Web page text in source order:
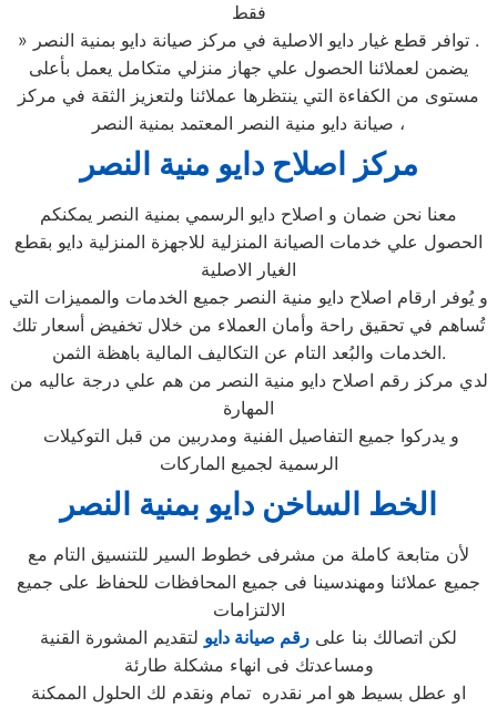
فقط
» توافر قطع غيار دايو الاصلية في مركز صيانة دايو بمنية النصر .
يضمن لعملائنا الحصول علي جهاز منزلي متكامل يعمل بأعلى
مستوى من الكفاءة التي ينتظرها عملائنا ولتعزيز الثقة في مركز
صيانة دايو منية النصر المعتمد بمنية النصر ،
مركز اصلاح دايو منية النصر
معنا نحن ضمان و اصلاح دايو الرسمي بمنية النصر يمكنكم
الحصول علي خدمات الصيانة المنزلية للاجهزة المنزلية دايو بقطع
الغيار الاصلية
و يُوفر ارقام اصلاح دايو منية النصر جميع الخدمات والمميزات التي
تُساهم في تحقيق راحة وأمان العملاء من خلال تخفيض أسعار تلك
الخدمات والبُعد التام عن التكاليف المالية باهظة الثمن.
لدي مركز رقم اصلاح دايو منية النصر من هم علي درجة عاليه من
المهارة
الرسمية لجميع الماركات
الخط الساخن دايو بمنية النصر
لأن متابعة كاملة من مشرفى خطوط السير للتنسيق التام مع
جميع عملائنا ومهندسينا فى جميع المحافظات للحفاظ على جميع
الالتزامات
لكن اتصالك بنا على رقم صيانة دايو لتقديم المشورة القنية
ومساعدتك فى انهاء مشكلة طارئة
او عطل بسيط هو امر نقدره تمام ونقدم لك الحلول الممكنة